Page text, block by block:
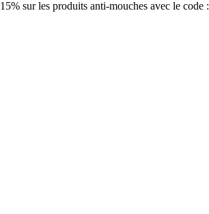
15% sur les produits anti-mouches avec le code :